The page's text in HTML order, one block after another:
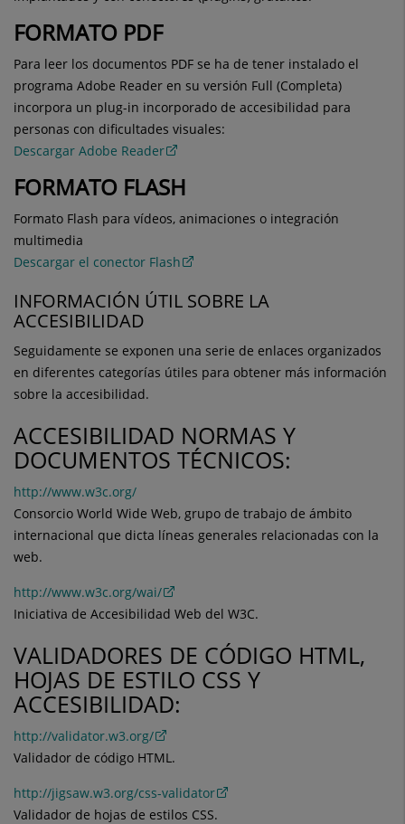
FORMATO PDF
Para leer los documentos PDF se ha de tener instalado el
programa Adobe Reader en su versión Full (Completa)
incorpora un plug-in incorporado de accesibilidad para
personas con dificultades visuales:
Descargar Adobe Reader
FORMATO FLASH
Formato Flash para vídeos, animaciones o integración
multimedia
Descargar el conector Flash
INFORMACIÓN ÚTIL SOBRE LA
ACCESIBILIDAD
Seguidamente se exponen una serie de enlaces organizados
en diferentes categorías útiles para obtener más información
sobre la accesibilidad.
ACCESIBILIDAD NORMAS Y
DOCUMENTOS TÉCNICOS:
http://www.w3c.org/
Consorcio World Wide Web, grupo de trabajo de ámbito
internacional que dicta líneas generales relacionadas con la
web.
http://www.w3c.org/wai/
Iniciativa de Accesibilidad Web del W3C.
VALIDADORES DE CÓDIGO HTML,
HOJAS DE ESTILO CSS Y
ACCESIBILIDAD:
http://validator.w3.org/
Validador de código HTML.
http://jigsaw.w3.org/css-validator
Validador de hojas de estilos CSS.